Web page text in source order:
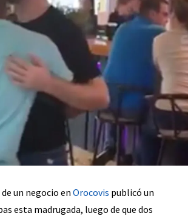
un negocio en Orocovis publicó un
esta madrugada, luego de que dos